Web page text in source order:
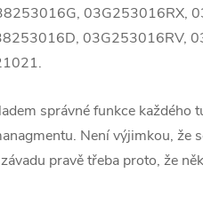
03G253016RX,
03G253016RV,
správné funkce každého
Není výjimkou, že
pravě třeba proto, že